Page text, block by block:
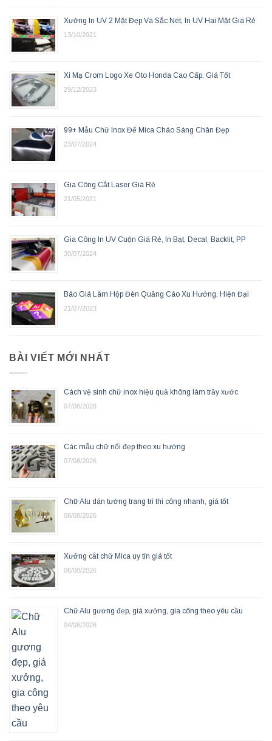
Xưởng In UV 2 Mặt Đẹp Và Sắc Nét, In UV Hai Mặt Giá Rẻ
13/10/2021
Xi Mạ Crom Logo Xe Oto Honda Cao Cấp, Giá Tốt
29/12/2023
99+ Mẫu Chữ Inox Đế Mica Cháo Sáng Chân Đẹp
23/07/2024
Gia Công Cắt Laser Giá Rẻ
21/05/2021
Gia Công In UV Cuộn Giá Rẻ, In Bạt, Decal, Backlit, PP
30/07/2024
Báo Giá Làm Hộp Đèn Quảng Cáo Xu Hướng, Hiện Đại
21/07/2023
BÀI VIẾT MỚI NHẤT
Cách vệ sinh chữ inox hiệu quả không làm trầy xước
07/08/2026
Các mẫu chữ nổi đẹp theo xu hướng
07/08/2026
Chữ Alu dán tường trang trí thi công nhanh, giá tốt
06/08/2026
Xưởng cắt chữ Mica uy tín giá tốt
06/08/2026
Chữ Alu gương đẹp, giá xưởng, gia công theo yêu cầu
04/08/2026